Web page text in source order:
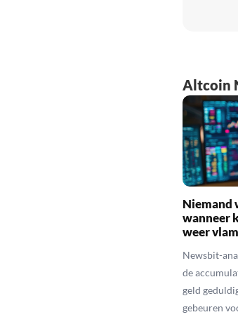
Altcoin
Niemand
wanneer
weer
Newsbit-
de
geld
gebeuren